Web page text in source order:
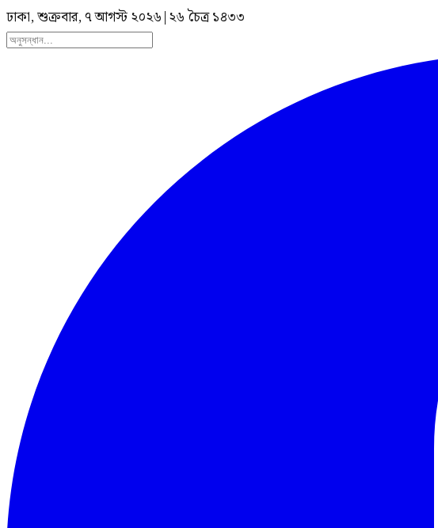
ঢাকা, শুক্রবার, ৭ আগস্ট ২০২৬|২৬ চৈত্র ১৪৩৩